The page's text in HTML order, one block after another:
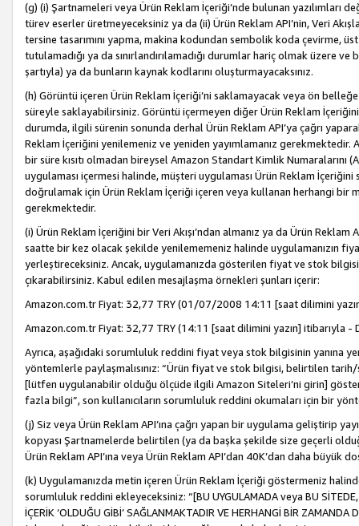
(g) (i) Şartnameleri veya Ürün Reklam İçeriği’nde bulunan
türev eserler üretmeyeceksiniz ya da (ii) Ürün Reklam API’nin, Veri
tersine tasarımını yapma, makina kodundan sembolik koda çevirme,
tutulamadığı ya da sınırlandırılamadığı durumlar hariç olmak üzere
şartıyla) ya da bunların kaynak kodlarını oluşturmayacaksınız.
(h) Görüntü içeren Ürün Reklam İçeriği’ni saklamayacak veya ön
süreyle saklayabilirsiniz. Görüntü içermeyen diğer Ürün Reklam
durumda, ilgili sürenin sonunda derhal Ürün Reklam API’ya çağrı
Reklam İçeriğini yenilemeniz ve yeniden yayımlamanız gerekmektedir.
bir süre kısıtı olmadan bireysel Amazon Standart Kimlik Numaralarını
uygulaması içermesi halinde, müşteri uygulaması Ürün Reklam
doğrulamak için Ürün Reklam İçeriği içeren veya kullanan herhangi bir
gerekmektedir.
(i) Ürün Reklam İçeriğini bir Veri Akışı’ndan almanız ya da Ürün
saatte bir kez olacak şekilde yenilememeniz halinde uygulamanızın
yerleştireceksiniz. Ancak, uygulamanızda gösterilen fiyat ve stok
çıkarabilirsiniz. Kabul edilen mesajlaşma örnekleri şunları içerir:
Amazon.com.tr Fiyat: 32,77 TRY (01/07/2008 14:11 [saat dilimini
Amazon.com.tr Fiyat: 32,77 TRY (14:11 [saat dilimini yazın] itibarıyla -
Ayrıca, aşağıdaki sorumluluk reddini fiyat veya stok bilgisinin yanına
yöntemlerle paylaşmalısınız: “Ürün fiyat ve stok bilgisi, belirtilen
[lütfen uygulanabilir olduğu ölçüde ilgili Amazon Siteleri’ni girin]
fazla bilgi”, son kullanıcıların sorumluluk reddini okumaları için bir
(j) Siz veya Ürün Reklam API’ına çağrı yapan bir uygulama geliştirip
kopyası Şartnamelerde belirtilen (ya da başka şekilde size geçerli
Ürün Reklam API’ına veya Ürün Reklam API’dan 40K’dan daha büyük
(k) Uygulamanızda metin içeren Ürün Reklam İçeriği göstermeniz
sorumluluk reddini ekleyeceksiniz: “[BU UYGULAMADA veya BU SİTEDE,
İÇERİK ‘OLDUĞU GİBİ’ SAĞLANMAKTADIR VE HERHANGİ BİR